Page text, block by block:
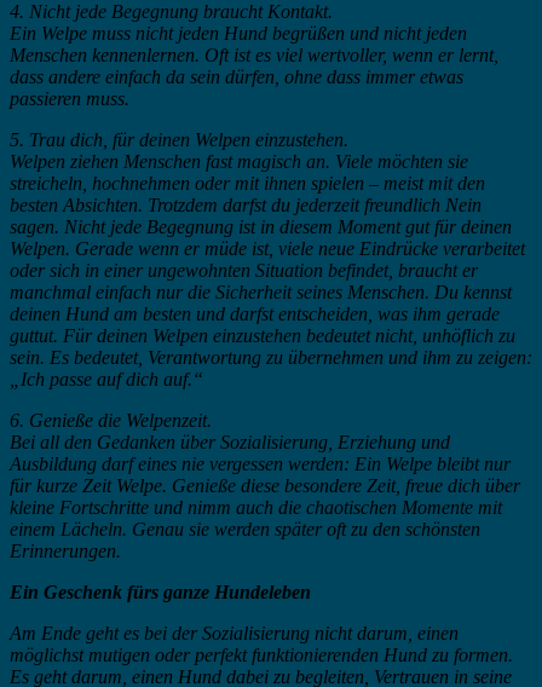
4. Nicht jede Begegnung braucht Kontakt.
Ein Welpe muss nicht jeden Hund begrüßen und nicht jeden
Menschen kennenlernen. Oft ist es viel wertvoller, wenn er lernt,
dass andere einfach da sein dürfen, ohne dass immer etwas
passieren muss.
5. Trau dich, für deinen Welpen einzustehen.
Welpen ziehen Menschen fast magisch an. Viele möchten sie
streicheln, hochnehmen oder mit ihnen spielen – meist mit den
besten Absichten. Trotzdem darfst du jederzeit freundlich Nein
sagen. Nicht jede Begegnung ist in diesem Moment gut für deinen
Welpen. Gerade wenn er müde ist, viele neue Eindrücke verarbeitet
oder sich in einer ungewohnten Situation befindet, braucht er
manchmal einfach nur die Sicherheit seines Menschen. Du kennst
deinen Hund am besten und darfst entscheiden, was ihm gerade
guttut. Für deinen Welpen einzustehen bedeutet nicht, unhöflich zu
sein. Es bedeutet, Verantwortung zu übernehmen und ihm zu zeigen:
„Ich passe auf dich auf.“
6. Genieße die Welpenzeit.
Bei all den Gedanken über Sozialisierung, Erziehung und
Ausbildung darf eines nie vergessen werden: Ein Welpe bleibt nur
für kurze Zeit Welpe. Genieße diese besondere Zeit, freue dich über
kleine Fortschritte und nimm auch die chaotischen Momente mit
einem Lächeln. Genau sie werden später oft zu den schönsten
Erinnerungen.
Ein Geschenk fürs ganze Hundeleben
Am Ende geht es bei der Sozialisierung nicht darum, einen
möglichst mutigen oder perfekt funktionierenden Hund zu formen.
Es geht darum, einen Hund dabei zu begleiten, Vertrauen in seine